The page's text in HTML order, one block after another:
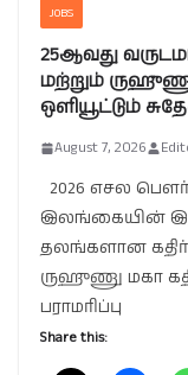
JOBS
25ஆவது
மற்றும்
ஒளியூட்டும்
August 7, 2026
2026 எசல
இலங்கையின்
தலங்களான
ருஹுணு மகா
பராமரிப்பு
Share this: